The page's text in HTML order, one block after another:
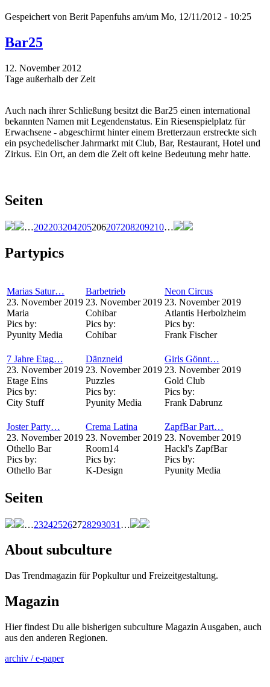
Gespeichert von Berit Papenfuhs am/um Mo, 12/11/2012 - 10:25
Bar25
12. November 2012
Tage außerhalb der Zeit
Auch nach ihrer Schließung besitzt die Bar25 einen international
bekannten Namen mit Legendenstatus. Ein Riesenspielplatz für
Erwachsene - abgeschirmt hinter einem Bretterzaun erstreckte sich
ein psychedelischer Jahrmarkt mit Club, Bar, Restaurant, Hotel und
Zirkus. Ein Ort, an dem die Zeit oft keine Bedeutung mehr hatte.
Seiten
…202203204205206207208209210…
Partypics
Marias Satur…
23. November 2019
Maria
Pics by:
Pyunity Media
Barbetrieb
23. November 2019
Cohibar
Pics by:
Cohibar
Neon Circus
23. November 2019
Atlantis Herbolzheim
Pics by:
Frank Fischer
7 Jahre Etag…
23. November 2019
Etage Eins
Pics by:
City Stuff
Dänzneid
23. November 2019
Puzzles
Pics by:
Pyunity Media
Girls Gönnt…
23. November 2019
Gold Club
Pics by:
Frank Dabrunz
Joster Party…
23. November 2019
Othello Bar
Pics by:
Othello Bar
Crema Latina
23. November 2019
Room14
Pics by:
K-Design
ZapfBar Part…
23. November 2019
Hackl's ZapfBar
Pics by:
Pyunity Media
Seiten
…232425262728293031 …
About subculture
Das Trendmagazin für Popkultur und Freizeitgestaltung.
Magazin
Hier findest Du alle bisherigen subculture Magazin Ausgaben, auch
aus den anderen Regionen.
archiv / e-paper